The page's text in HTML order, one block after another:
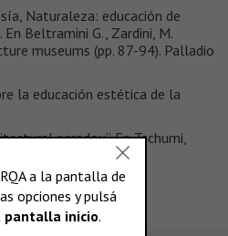
Naturaleza: educación de
Beltramini G., Zardini, M.
museums (pp. 87-94). Palladio
la educación estética de la
paradox”. En Tschumi,
MIT Press.